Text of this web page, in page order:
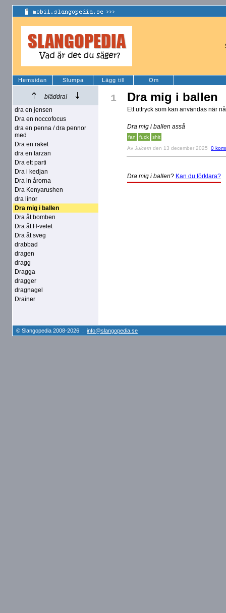
Hemsidan Slumpa Lägg till Om
bläddra!
dra en jensen
Dra en noccofocus
dra en penna / dra pennor
med
Dra en raket
dra en tarzan
Dra ett parti
Dra i kedjan
Dra in årorna
Dra Kenyarushen
dra linor
Dra mig i ballen
Dra åt bomben
Dra åt H-vetet
Dra åt sveg
drabbad
dragen
dragg
Dragga
dragger
dragnagel
Drainer
1 Dra mig i ballen
Ett uttryck som kan användas när
Dra mig i ballen asså
fan fuck shit
Av Juicern den 13 december 2025 0
Dra mig i ballen? Kan du förklara?
© Slangopedia 2008-2026 : info@slangopedia.se